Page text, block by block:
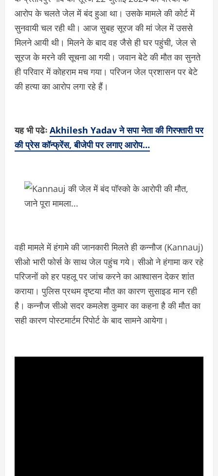
आरोप के चलते जेल में बंद हुआ था। उसके मामले की कोर्ट में
सुनवायी चल रही थी। आज सुबह सूरज की मां जेल में उससे
मिलने आयी थी। मिलने के बाद वह जैसे ही घर पहुंची, जेल से
सूरज के मरने की सूचना आ गयी। जवान बेटे की मौत का सुनते
ही परिवार में कोहराम मच गया। परिजन जेल प्रशासन पर बेटे
की हत्या का आरोप लगा रहे हैं।
यह भी पढेः Akhilesh Yadav ने सपा नेता की गिरफ्तारी पर
की प्रेस कॉन्फ्रेंस, बीजेपी पर लगाए आरोप…
वही मामले में हंगामे की जानकारी मिलते ही कन्नौज (Kannauj)
सीओ भारी फोर्स के साथ जेल पहुंच गये। सीओ ने हंगामा कर रहे
परिजनों को हर पहलू पर जांच करने का आश्वासन देकर शांत
कराया। पुलिस प्रथम दृष्टया मौत का कारण सुसाइड मान रही
है। कन्नौज सीओ सदर कमलेश कुमार का कहना है की मौत का
सही कारण पोस्टमार्टम रिपोर्ट के बाद सामने आयेगा।